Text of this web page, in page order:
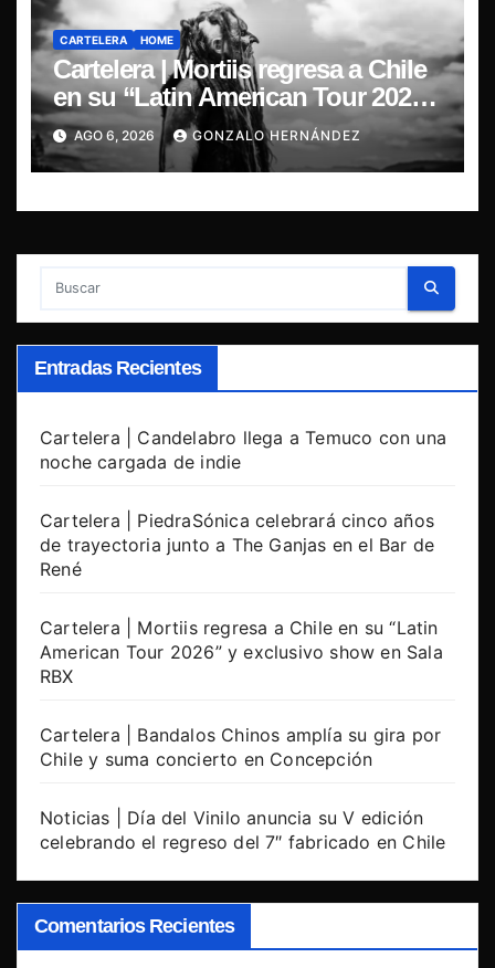
CARTELERA HOME
Cartelera | Mortiis regresa a Chile
en su “Latin American Tour 2026”
y exclusivo show en Sala RBX
AGO 6, 2026 GONZALO HERNÁNDEZ
Entradas Recientes
Cartelera | Candelabro llega a Temuco con una
noche cargada de indie
Cartelera | PiedraSónica celebrará cinco años
de trayectoria junto a The Ganjas en el Bar de
René
Cartelera | Mortiis regresa a Chile en su “Latin
American Tour 2026” y exclusivo show en Sala
RBX
Cartelera | Bandalos Chinos amplía su gira por
Chile y suma concierto en Concepción
Noticias | Día del Vinilo anuncia su V edición
celebrando el regreso del 7″ fabricado en Chile
Comentarios Recientes